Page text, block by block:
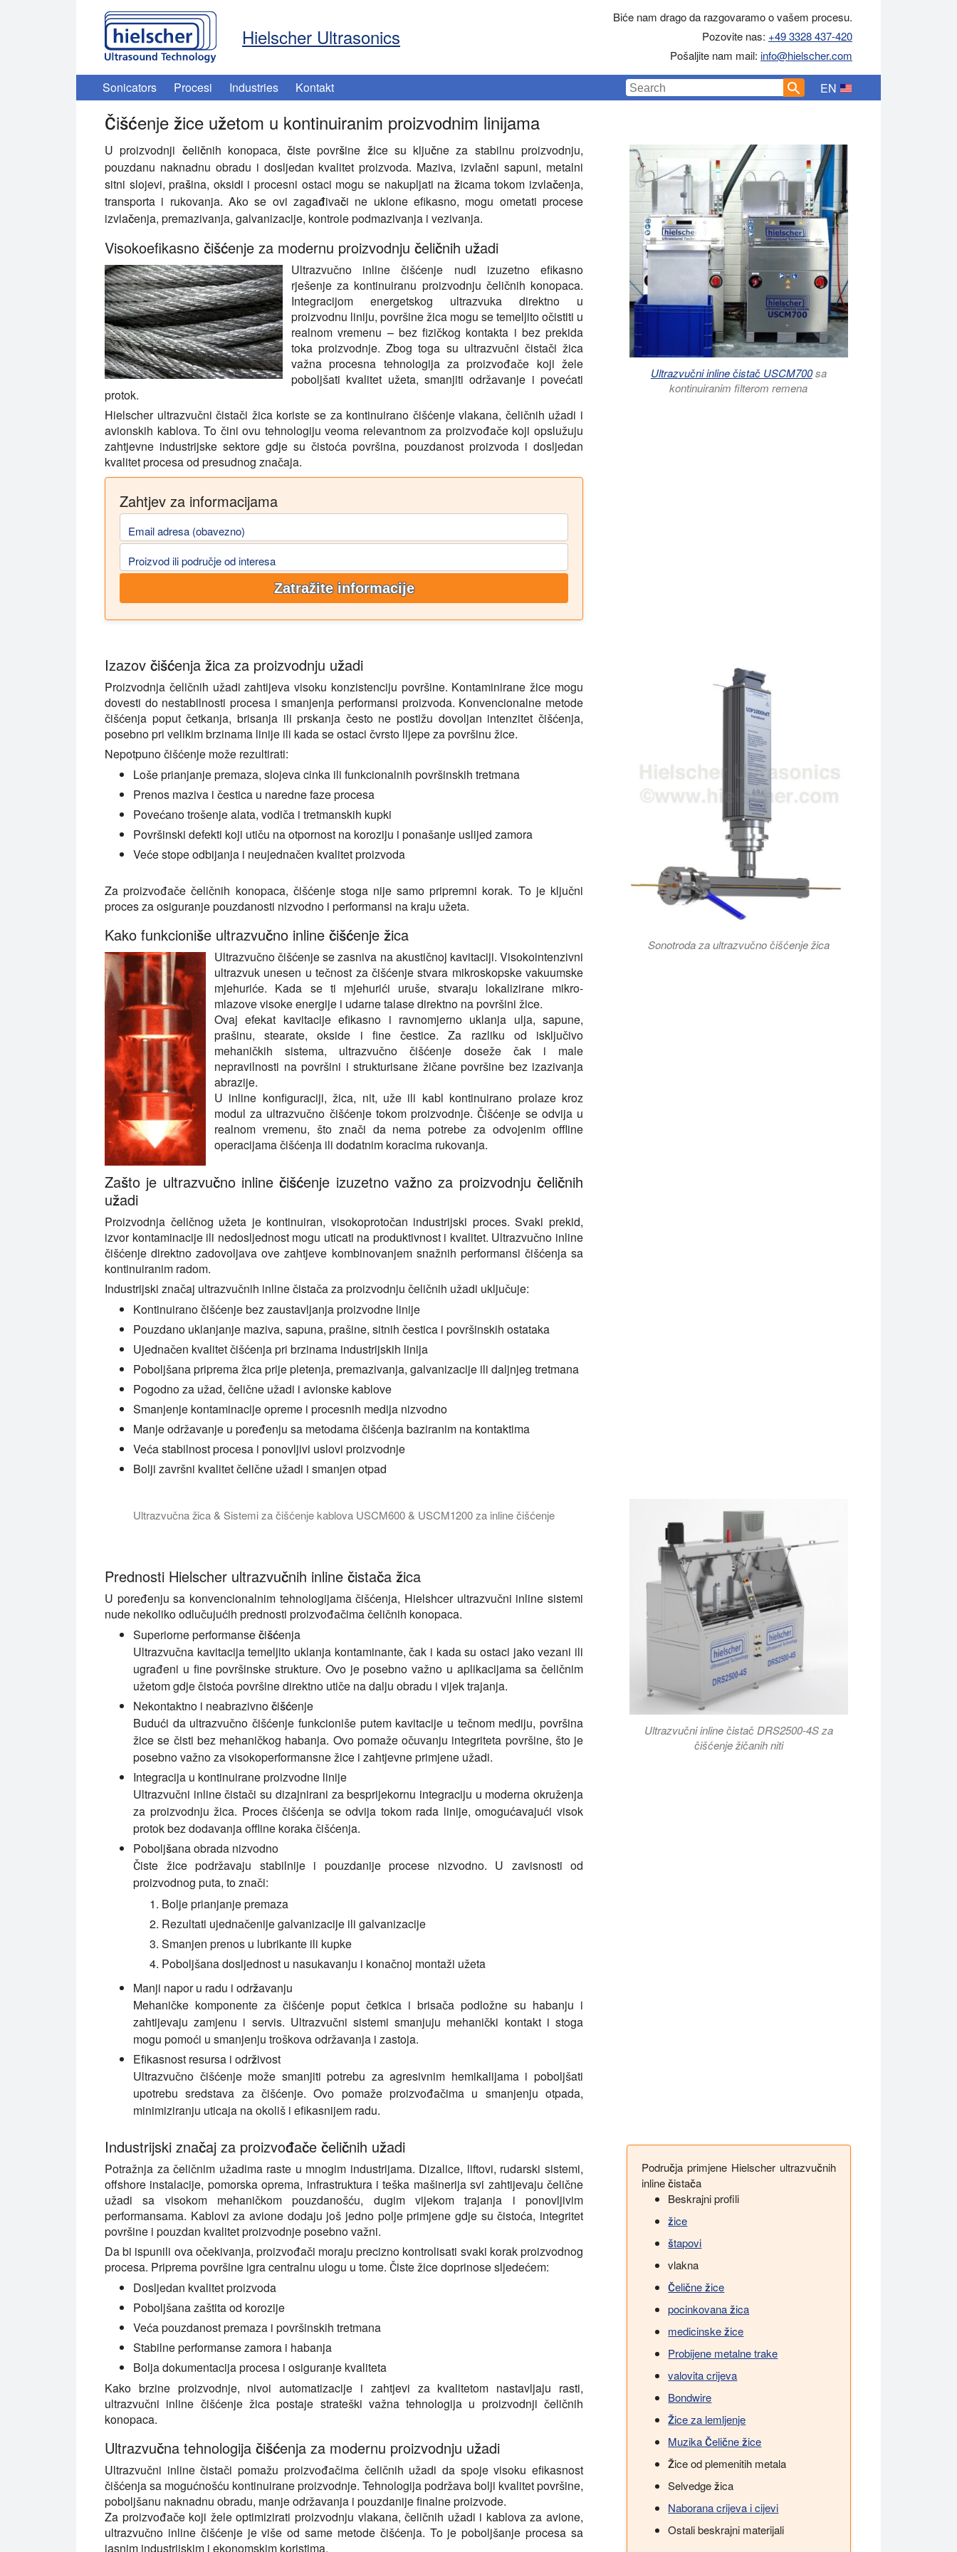
Hielscher Ultrasonics
Biće nam drago da razgovaramo o vašem procesu.
Pozovite nas: +49 3328 437-420
Pošaljite nam mail: info@hielscher.com
Sonicators Procesi Industries Kontakt EN
Čišćenje žice užetom u kontinuiranim proizvodnim linijama
U proizvodnji čeličnih konopaca, čiste površine žice su ključne za stabilnu proizvodnju,
pouzdanu naknadnu obradu i dosljedan kvalitet proizvoda. Maziva, izvlačni sapuni, metalni
sitni slojevi, prašina, oksidi i procesni ostaci mogu se nakupljati na žicama tokom izvlačenja,
transporta i rukovanja. Ako se ovi zagađivači ne uklone efikasno, mogu ometati procese
izvlačenja, premazivanja, galvanizacije, kontrole podmazivanja i vezivanja.
Visokoefikasno čišćenje za modernu proizvodnju čeličnih užadi
Ultrazvučno inline čišćenje nudi izuzetno efikasno
rješenje za kontinuiranu proizvodnju čeličnih konopaca.
Integracijom energetskog ultrazvuka direktno u
proizvodnu liniju, površine žica mogu se temeljito očistiti u
realnom vremenu – bez fizičkog kontakta i bez prekida
toka proizvodnje. Zbog toga su ultrazvučni čistači žica
važna procesna tehnologija za proizvođače koji žele
poboljšati kvalitet užeta, smanjiti održavanje i povećati
protok.
Hielscher ultrazvučni čistači žica koriste se za kontinuirano čišćenje vlakana, čeličnih užadi i
avionskih kablova. To čini ovu tehnologiju veoma relevantnom za proizvođače koji opslužuju
zahtjevne industrijske sektore gdje su čistoća površina, pouzdanost proizvoda i dosljedan
kvalitet procesa od presudnog značaja.
Zahtjev za informacijama
Email adresa (obavezno)
Proizvod ili područje od interesa
Zatražite informacije
Ultrazvučni inline čistač USCM700sa
kontinuiranim filterom remena
Izazov čišćenja žica za proizvodnju užadi
Proizvodnja čeličnih užadi zahtijeva visoku konzistenciju površine. Kontaminirane žice mogu
dovesti do nestabilnosti procesa i smanjenja performansi proizvoda. Konvencionalne metode
čišćenja poput četkanja, brisanja ili prskanja često ne postižu dovoljan intenzitet čišćenja,
posebno pri velikim brzinama linije ili kada se ostaci čvrsto lijepe za površinu žice.
Nepotpuno čišćenje može rezultirati:
Loše prianjanje premaza, slojeva cinka ili funkcionalnih površinskih tretmana
Prenos maziva i čestica u naredne faze procesa
Povećano trošenje alata, vodiča i tretmanskih kupki
Površinski defekti koji utiču na otpornost na koroziju i ponašanje uslijed zamora
Veće stope odbijanja i neujednačen kvalitet proizvoda
Za proizvođače čeličnih konopaca, čišćenje stoga nije samo pripremni korak. To je ključni
proces za osiguranje pouzdanosti nizvodno i performansi na kraju užeta.
Kako funkcioniše ultrazvučno inline čišćenje žica
Ultrazvučno čišćenje se zasniva na akustičnoj kavitaciji. Visokointenzivni
ultrazvuk unesen u tečnost za čišćenje stvara mikroskopske vakuumske
mjehuriće. Kada se ti mjehurići uruše, stvaraju lokalizirane mikro-
mlazove visoke energije i udarne talase direktno na površini žice.
Ovaj efekat kavitacije efikasno i ravnomjerno uklanja ulja, sapune,
prašinu, stearate, okside i fine čestice. Za razliku od isključivo
mehaničkih sistema, ultrazvučno čišćenje doseže čak i male
nepravilnosti na površini i strukturisane žičane površine bez izazivanja
abrazije.
U inline konfiguraciji, žica, nit, uže ili kabl kontinuirano prolaze kroz
modul za ultrazvučno čišćenje tokom proizvodnje. Čišćenje se odvija u
realnom vremenu, što znači da nema potrebe za odvojenim offline
operacijama čišćenja ili dodatnim koracima rukovanja.
Zašto je ultrazvučno inline čišćenje izuzetno važno za proizvodnju čeličnih
užadi
Proizvodnja čeličnog užeta je kontinuiran, visokoprotočan industrijski proces. Svaki prekid,
izvor kontaminacije ili nedosljednost mogu uticati na produktivnost i kvalitet. Ultrazvučno inline
čišćenje direktno zadovoljava ove zahtjeve kombinovanjem snažnih performansi čišćenja sa
kontinuiranim radom.
Industrijski značaj ultrazvučnih inline čistača za proizvodnju čeličnih užadi uključuje:
Kontinuirano čišćenje bez zaustavljanja proizvodne linije
Pouzdano uklanjanje maziva, sapuna, prašine, sitnih čestica i površinskih ostataka
Ujednačen kvalitet čišćenja pri brzinama industrijskih linija
Poboljšana priprema žica prije pletenja, premazivanja, galvanizacije ili daljnjeg tretmana
Pogodno za užad, čelične užadi i avionske kablove
Smanjenje kontaminacije opreme i procesnih medija nizvodno
Manje održavanje u poređenju sa metodama čišćenja baziranim na kontaktima
Veća stabilnost procesa i ponovljivi uslovi proizvodnje
Bolji završni kvalitet čelične užadi i smanjen otpad
Sonotroda za ultrazvučno čišćenje žica
Ultrazvučna žica & Sistemi za čišćenje kablova USCM600 & USCM1200 za inline čišćenje
Ultrazvučni moduli za čišćenje žica USCM600 i USCM1200 za inline čišćenje žica i kablova u proizvodnom procesu. Vrlo jaka ultrazvučna kavitacija uklanja ulje,
Prednosti Hielscher ultrazvučnih inline čistača žica
U poređenju sa konvencionalnim tehnologijama čišćenja, Hielshcer ultrazvučni inline sistemi
nude nekoliko odlučujućih prednosti proizvođačima čeličnih konopaca.
Superiorne performanse čišćenja
Ultrazvučna kavitacija temeljito uklanja kontaminante, čak i kada su ostaci jako vezani ili
ugrađeni u fine površinske strukture. Ovo je posebno važno u aplikacijama sa čeličnim
užetom gdje čistoća površine direktno utiče na dalju obradu i vijek trajanja.
Nekontaktno i neabrazivno čišćenje
Budući da ultrazvučno čišćenje funkcioniše putem kavitacije u tečnom mediju, površina
žice se čisti bez mehaničkog habanja. Ovo pomaže očuvanju integriteta površine, što je
posebno važno za visokoperformansne žice i zahtjevne primjene užadi.
Integracija u kontinuirane proizvodne linije
Ultrazvučni inline čistači su dizajnirani za besprijekornu integraciju u moderna okruženja
za proizvodnju žica. Proces čišćenja se odvija tokom rada linije, omogućavajući visok
protok bez dodavanja offline koraka čišćenja.
Poboljšana obrada nizvodno
Čiste žice podržavaju stabilnije i pouzdanije procese nizvodno. U zavisnosti od
proizvodnog puta, to znači:
Bolje prianjanje premaza
Rezultati ujednačenije galvanizacije ili galvanizacije
Smanjen prenos u lubrikante ili kupke
Poboljšana dosljednost u nasukavanju i konačnoj montaži užeta
Manji napor u radu i održavanju
Mehaničke komponente za čišćenje poput četkica i brisača podložne su habanju i
zahtijevaju zamjenu i servis. Ultrazvučni sistemi smanjuju mehanički kontakt i stoga
mogu pomoći u smanjenju troškova održavanja i zastoja.
Efikasnost resursa i održivost
Ultrazvučno čišćenje može smanjiti potrebu za agresivnim hemikalijama i poboljšati
upotrebu sredstava za čišćenje. Ovo pomaže proizvođačima u smanjenju otpada,
minimiziranju uticaja na okoliš i efikasnijem radu.
Ultrazvučni inline čistač DRS2500-4S za
čišćenje žičanih niti
Industrijski značaj za proizvođače čeličnih užadi
Potražnja za čeličnim užadima raste u mnogim industrijama. Dizalice, liftovi, rudarski sistemi,
offshore instalacije, pomorska oprema, infrastruktura i teška mašinerija svi zahtijevaju čelične
užadi sa visokom mehaničkom pouzdanošću, dugim vijekom trajanja i ponovljivim
performansama. Kablovi za avione dodaju još jedno polje primjene gdje su čistoća, integritet
površine i pouzdan kvalitet proizvodnje posebno važni.
Da bi ispunili ova očekivanja, proizvođači moraju precizno kontrolisati svaki korak proizvodnog
procesa. Priprema površine igra centralnu ulogu u tome. Čiste žice doprinose sljedećem:
Dosljedan kvalitet proizvoda
Poboljšana zaštita od korozije
Veća pouzdanost premaza i površinskih tretmana
Stabilne performanse zamora i habanja
Bolja dokumentacija procesa i osiguranje kvaliteta
Kako brzine proizvodnje, nivoi automatizacije i zahtjevi za kvalitetom nastavljaju rasti,
ultrazvučni inline čišćenje žica postaje strateški važna tehnologija u proizvodnji čeličnih
konopaca.
Ultrazvučna tehnologija čišćenja za modernu proizvodnju užadi
Ultrazvučni inline čistači pomažu proizvođačima čeličnih užadi da spoje visoku efikasnost
čišćenja sa mogućnošću kontinuirane proizvodnje. Tehnologija podržava bolji kvalitet površine,
poboljšanu naknadnu obradu, manje održavanja i pouzdanije finalne proizvode.
Za proizvođače koji žele optimizirati proizvodnju vlakana, čeličnih užadi i kablova za avione,
ultrazvučno inline čišćenje je više od same metode čišćenja. To je poboljšanje procesa sa
jasnim industrijskim i ekonomskim koristima.
Područja primjene Hielscher ultrazvučnih
inline čistača
Beskrajni profili
žice
štapovi
vlakna
Čelične žice
pocinkovana žica
medicinske žice
Probijene metalne trake
valovita crijeva
Bondwire
Žice za lemljenje
Muzika Čelične žice
Žice od plemenitih metala
Selvedge žica
Naborana crijeva i cijevi
Ostali beskrajni materijali